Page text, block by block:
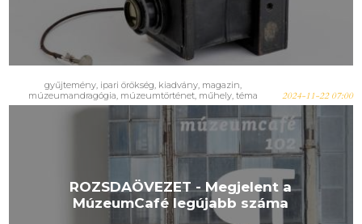
gyűjtemény, ipari örökség, kiadvány, magazin,
múzeumandragógia, múzeumtörténet, műhely, téma 2024-11-22 07:00
ROZSDAÖVEZET - Megjelent a
MúzeumCafé legújabb száma